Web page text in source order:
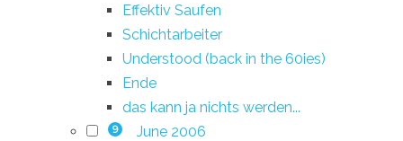
Effektiv Saufen
Schichtarbeiter
Understood (back in the 60ies)
Ende
das kann ja nichts werden...
9 June 2006